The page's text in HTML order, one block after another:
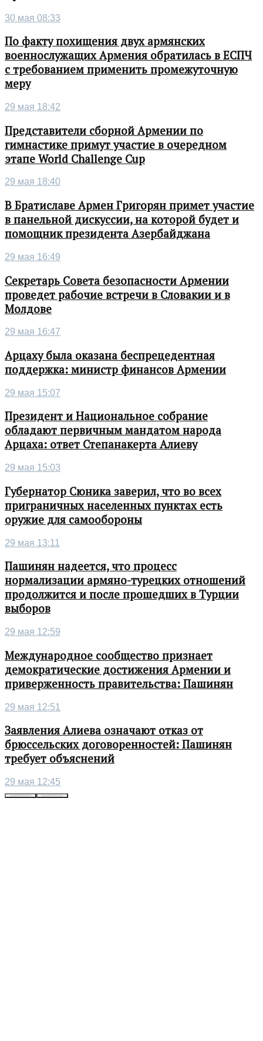
30 мая 08:33
По факту похищения двух армянских
военнослужащих Армения обратилась в ЕСПЧ
с требованием применить промежуточную
меру
29 мая 18:42
Представители сборной Армении по
гимнастике примут участие в очередном
этапе World Challenge Cup
29 мая 18:40
В Братиславе Армен Григорян примет участие
в панельной дискуссии, на которой будет и
помощник президента Азербайджана
29 мая 16:49
Секретарь Совета безопасности Армении
проведет рабочие встречи в Словакии и в
Молдове
29 мая 16:47
Арцаху была оказана беспрецедентная
поддержка: министр финансов Армении
29 мая 15:07
Президент и Национальное собрание
обладают первичным мандатом народа
Арцаха: ответ Степанакерта Алиеву
29 мая 15:03
Губернатор Сюника заверил, что во всех
приграничных населенных пунктах есть
оружие для самообороны
29 мая 13:11
Пашинян надеется, что процесс
нормализации армяно-турецких отношений
продолжится и после прошедших в Турции
выборов
29 мая 12:59
Международное сообщество признает
демократические достижения Армении и
приверженность правительства: Пашинян
29 мая 12:51
Заявления Алиева означают отказ от
брюссельских договоренностей: Пашинян
требует объяснений
29 мая 12:45